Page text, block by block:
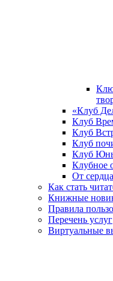
«Клуб
Клуб
Клуб
Клуб
Клуб
Клубное
От
Как стать
Книжные
Правила
Перечень услуг
Виртуальные